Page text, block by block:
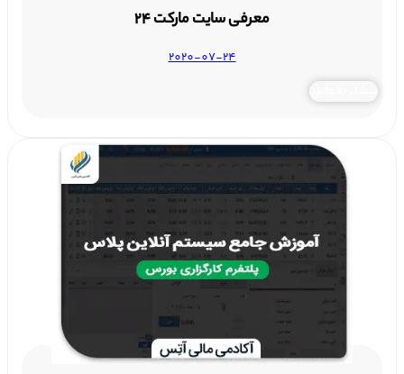
معرفی سایت مارکت ۲۴
2020-07-24
بیشتر بخوانید